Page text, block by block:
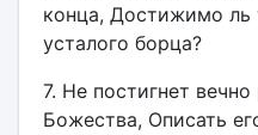
конца, Достижимо ль
усталого борца?
7. Не постигнет
Божества, Описать